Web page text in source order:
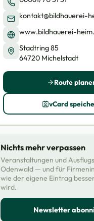
kontakt@bildhauerei-
www.bildhauerei-
Stadtring 85
64720 Michelstadt
Route
vCard
Nichts mehr verpassen
Veranstaltungen und
Odenwald — und für
wie der eigene Eintrag
wird.
Newsletter